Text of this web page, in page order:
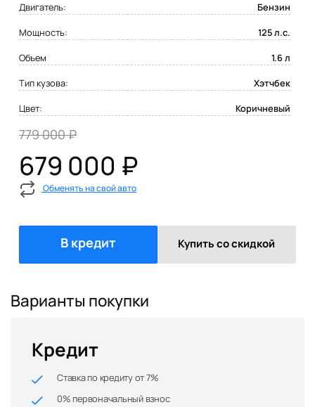
Двигатель:
Бензин
Мощность:
125 л.с.
Объем
1.6 л
Тип кузова:
Хэтчбек
Цвет:
Коричневый
779 000 ₽
679 000 ₽
Обменять на свой авто
В кредит Купить со скидкой
Варианты покупки
Кредит
Ставка по кредиту от 7%
0% первоначальный взнос